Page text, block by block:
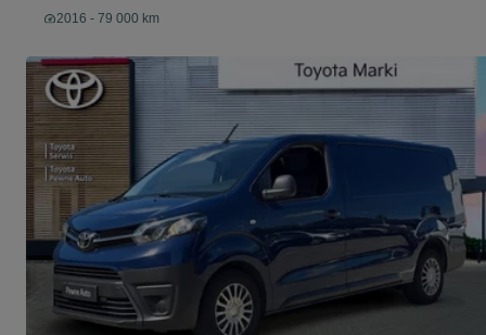
2016 - 79 000 km